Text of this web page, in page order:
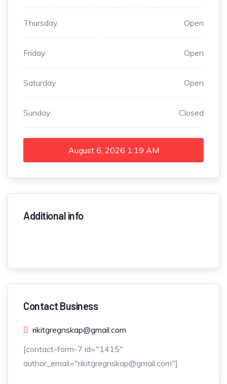
Thursday Open
Friday Open
Saturday Open
Sunday Closed
August 6, 2026 1:19 AM
Additional info
Contact Business
rikitgregnskap@gmail.com
[contact-form-7 id="1415"
author_email="rikitgregnskap@gmail.com"]